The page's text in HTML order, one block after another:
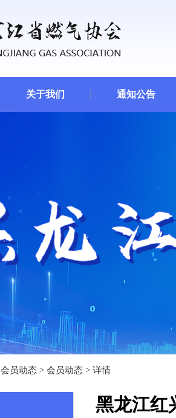
关于我们 通知公告
会员动态 > 会员动态 > 详情
黑龙江红